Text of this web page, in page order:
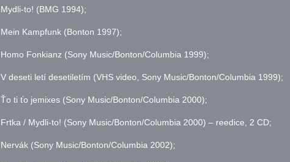
Mydli-to! (BMG 1994);
Mein Kampfunk (Bonton 1997);
Homo Fonkianz (Sony Music/Bonton/Columbia 1999);
V deseti letí desetiletím (VHS video, Sony Music/Bonton/Columbia 1999);
Ťo ti ťo jemixes (Sony Music/Bonton/Columbia 2000);
Frtka / Mydli-to! (Sony Music/Bonton/Columbia 2000) – reedice, 2 CD;
Nervák (Sony Music/Bonton/Columbia 2002);